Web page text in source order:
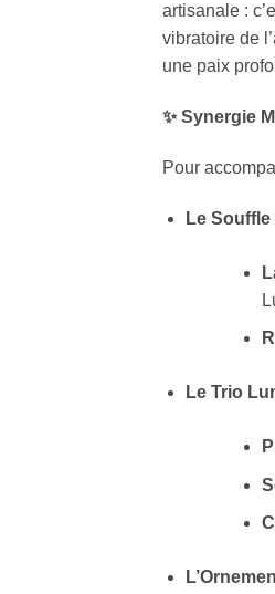
artisanale :
vibratoire de
une paix
✨ Synergie
Pour
Le
Le Trio